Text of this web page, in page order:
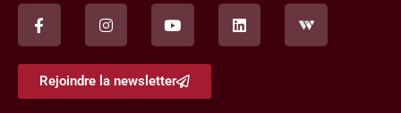
Rejoindre la newsletter